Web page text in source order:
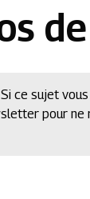
de
ce sujet vous
pour ne